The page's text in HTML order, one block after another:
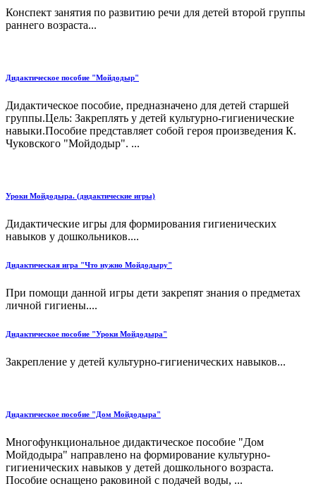
Конспект занятия по развитию речи для детей второй группы
раннего возраста...
Дидактическое пособие "Мойдодыр"
Дидактическое пособие, предназначено для детей старшей
группы.Цель: Закреплять у детей культурно-гигиенические
навыки.Пособие представляет собой героя произведения К.
Чуковского "Мойдодыр". ...
Уроки Мойдодыра. (дидактические игры)
Дидактические игры для формирования гигиенических
навыков у дошкольников....
Дидактическая игра "Что нужно Мойдодыру"
При помощи данной игры дети закрепят знания о предметах
личной гигиены....
Дидактическое пособие "Уроки Мойдодыра"
Закрепление у детей культурно-гигиенических навыков...
Дидактическое пособие "Дом Мойдодыра"
Многофункциональное дидактическое пособие "Дом
Мойдодыра" направлено на формирование культурно-
гигиенических навыков у детей дошкольного возраста.
Пособие оснащено раковиной с подачей воды, ...